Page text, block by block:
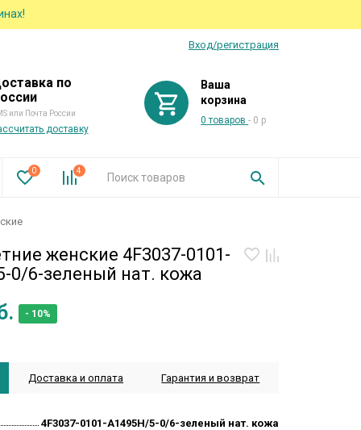
Вход/регистрация
по
или Почта России
доставку
Ваша
корзина
0 товаров- 0 р
0 4
женские 4F3037-0101-
0/6-зеленый нат. кожа
- 10%
Доставка и оплата Гарантия и возврат
4F3037-0101-A1495H/5-0/6-зеленый нат. кожа